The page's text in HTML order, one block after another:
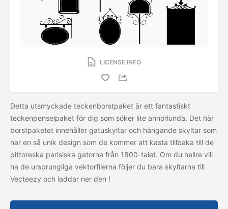
LICENSE INFO
Detta utsmyckade teckenborstpaket är ett fantastiskt
teckenpenselpaket för dig som söker lite annorlunda. Det här
borstpaketet innehåller gatuskyltar och hängande skyltar som
har en så unik design som de kommer att kasta tillbaka till de
pittoreska parisiska gatorna från 1800-talet. Om du hellre vill
ha de ursprungliga vektorfilerna följer du bara skyltarna till
Vecteezy och laddar ner den !